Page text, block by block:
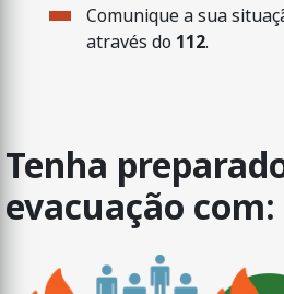
Comunique a sua
através do 112.
Tenha
evacuação com: